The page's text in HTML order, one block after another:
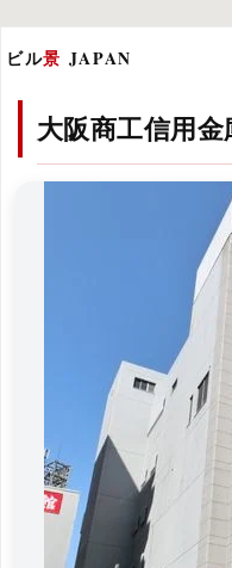
ビル景 JAPAN
大阪商工信用